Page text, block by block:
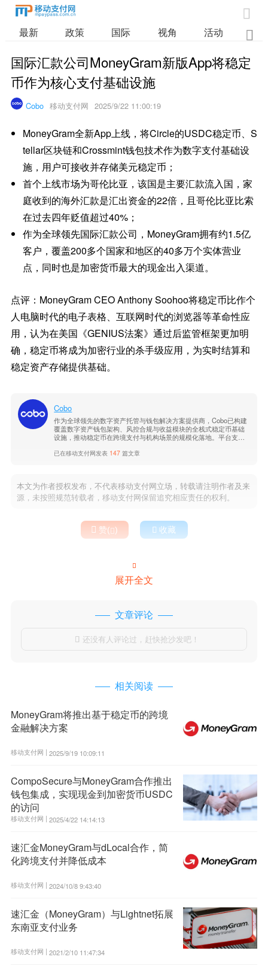

最新 政策 国际 视角 活动 业

国际汇款公司MoneyGram新版App将稳定
币作为核心支付基础设施
Cobo 移动支付网 2025/9/22 11:00:19
MoneyGram全新App上线，将Circle的USDC稳定币、S
tellar区块链和Crossmint钱包技术作为数字支付基础设
施，用户可接收并存储美元稳定币；
首个上线市场为哥伦比亚，该国是主要汇款流入国，家
庭收到的海外汇款是汇出资金的22倍，且哥伦比亚比索
在过去四年贬值超过40%；
作为全球领先国际汇款公司，MoneyGram拥有约1.5亿
客户，覆盖200多个国家和地区的40多万个实体营业
点，同时也是加密货币最大的现金出入渠道。
点评：MoneyGram CEO Anthony Soohoo将稳定币比作个
人电脑时代的电子表格、互联网时代的浏览器等革命性应
用，认为在美国《GENIUS法案》通过后监管框架更加明
确，稳定币将成为加密行业的杀手级应用，为实时结算和
稳定资产存储提供基础。
Cobo
作为全球领先的数字资产托管与钱包解决方案提供商，Cobo已构建
覆盖数字资产钱包架构、风控合规与收益模块的全栈式稳定币基础
设施，推动稳定币在跨境支付与机构场景的规模化落地。平台支持
obo官网。
已在移动支付网发表 147 篇文章
本文为作者授权发布，不代表移动支付网立场，转载请注明作者及来
源，未按照规范转载者，移动支付网保留追究相应责任的权利。
 赞()  收藏

展开全文
文章评论
 还没有人评论过，赶快抢沙发吧！
相关阅读
MoneyGram将推出基于稳定币的跨境
金融解决方案
移动支付网 | 2025/9/19 10:09:11
CompoSecure与MoneyGram合作推出
钱包集成，实现现金到加密货币USDC
的访问
移动支付网 | 2025/4/22 14:14:13
速汇金MoneyGram与dLocal合作，简
化跨境支付并降低成本
移动支付网 | 2024/10/8 9:43:40
速汇金（MoneyGram）与Lightnet拓展
东南亚支付业务
移动支付网 | 2021/2/10 11:47:34